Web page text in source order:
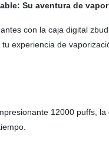
Su aventura de
con la caja digital
experiencia de
12000 puffs,